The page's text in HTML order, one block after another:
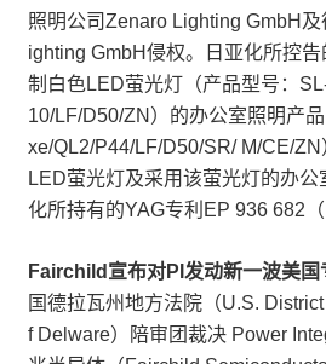
照明公司Zenaro Lighting GmbH
ighting GmbH侵权。日亚化所控
制白色LED萤光灯（产品型号：
10/LF/D50/ZN）的办公室照明产
xe/QL2/P44/LF/D50/SR/ M/CE/
LED萤光灯及采用该萤光灯的办
化所持有的YAG专利EP 936 682
Fairchild宣布对PI发动新一波美国
国德拉瓦州地方法院（U.S.
f Delware）陪审团裁决 Power